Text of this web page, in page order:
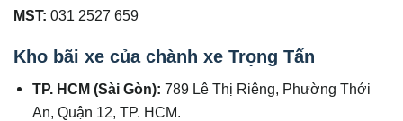
MST: 031 2527 659
Kho bãi xe của chành xe Trọng Tấn
TP. HCM (Sài Gòn): 789 Lê Thị Riêng, Phường Thới
An, Quận 12, TP. HCM.